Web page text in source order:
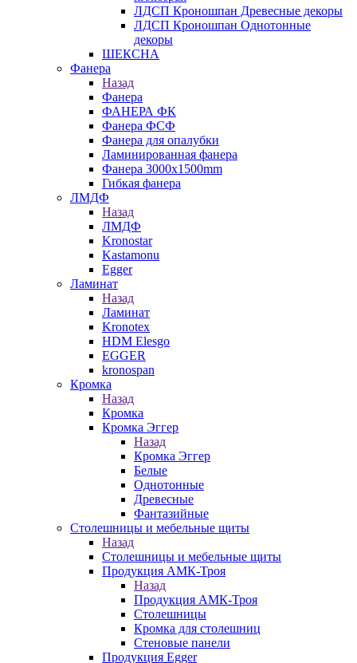
ЛДСП Кроношпан Древесные декоры
ЛДСП Кроношпан Однотонные
декоры
ШЕКСНА
Фанера
Назад
Фанера
ФАНЕРА ФК
Фанера ФСФ
Фанера для опалубки
Ламинированная фанера
Фанера 3000х1500mm
Гибкая фанера
ЛМДФ
Назад
ЛМДФ
Kronostar
Kastamonu
Egger
Ламинат
Назад
Ламинат
Kronotex
HDM Elesgo
EGGER
kronospan
Кромка
Назад
Кромка
Кромка Эггер
Назад
Кромка Эггер
Белые
Однотонные
Древесные
Фантазийные
Столешницы и мебельные щиты
Назад
Столешницы и мебельные щиты
Продукция АМК-Троя
Назад
Продукция АМК-Троя
Столешницы
Кромка для столешниц
Стеновые панели
Продукция Egger